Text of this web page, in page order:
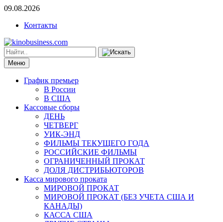
09.08.2026
Контакты
Меню
График премьер
В России
В США
Кассовые сборы
ДЕНЬ
ЧЕТВЕРГ
УИК-ЭНД
ФИЛЬМЫ ТЕКУЩЕГО ГОДА
РОССИЙСКИЕ ФИЛЬМЫ
ОГРАНИЧЕННЫЙ ПРОКАТ
ДОЛЯ ДИСТРИБЬЮТОРОВ
Касса мирового проката
МИРОВОЙ ПРОКАТ
МИРОВОЙ ПРОКАТ (БЕЗ УЧЕТА США И
КАНАДЫ)
КАССА США